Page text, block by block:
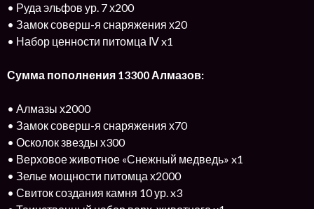
• Руда эльфов ур. 7 х200
• Замок соверш-я снаряжения х20
• Набор ценности питомца Ⅳ x1
Сумма пополнения 13300 Алмазов:
• Алмазы х2000
• Замок соверш-я снаряжения х70
• Осколок звезды х300
• Верховое животное «Снежный медведь» x1
• Зелье мощности питомца х2000
• Свиток создания камня 10 ур. x3